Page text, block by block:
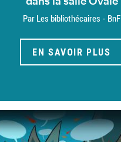
Par Les bibliothécaires - BnF
EN SAVOIR PLUS